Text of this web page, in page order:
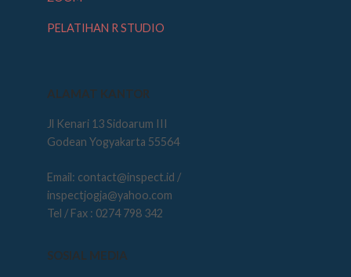
PELATIHAN R STUDIO
ALAMAT KANTOR
Jl Kenari 13 Sidoarum III
Godean Yogyakarta 55564
Email: contact@inspect.id /
inspectjogja@yahoo.com
Tel / Fax : 0274 798 342
SOSIAL MEDIA